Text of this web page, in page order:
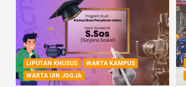
LIPUTAN KHUSUS
WARTA KAMPUS
WARTA UIN JOGJA